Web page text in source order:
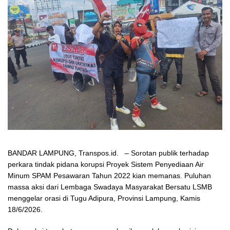
BANDAR LAMPUNG, Transpos.id. – Sorotan publik terhadap
perkara tindak pidana korupsi Proyek Sistem Penyediaan Air
Minum SPAM Pesawaran Tahun 2022 kian memanas. Puluhan
massa aksi dari Lembaga Swadaya Masyarakat Bersatu LSMB
menggelar orasi di Tugu Adipura, Provinsi Lampung, Kamis
18/6/2026.